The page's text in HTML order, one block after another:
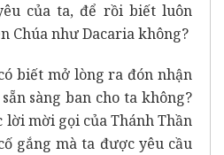
của ta, để rồi biết luôn
Chúa như Dacaria không?
biết mở lòng ra đón nhận
sàng ban cho ta không?
lời mời gọi của Thánh Thần
gắng mà ta được yêu cầu